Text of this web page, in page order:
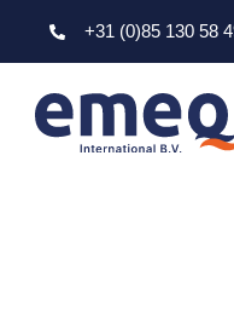
+31 (0)85 130 58